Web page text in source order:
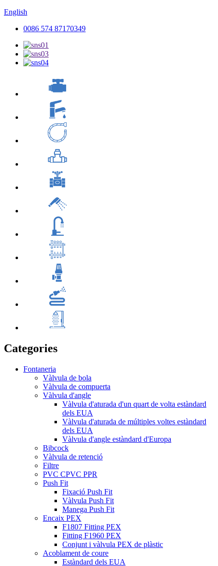
English
0086 574 87170349
Categories
Fontaneria
Vàlvula de bola
Vàlvula de compuerta
Vàlvula d'angle
Vàlvula d'aturada d'un quart de volta estàndard
dels EUA
Vàlvula d'aturada de múltiples voltes estàndard
dels EUA
Vàlvula d'angle estàndard d'Europa
Bibcock
Vàlvula de retenció
Filtre
PVC CPVC PPR
Push Fit
Fixació Push Fit
Vàlvula Push Fit
Manega Push Fit
Encaix PEX
F1807 Fitting PEX
Fitting F1960 PEX
Conjunt i vàlvula PEX de plàstic
Acoblament de coure
Estàndard dels EUA